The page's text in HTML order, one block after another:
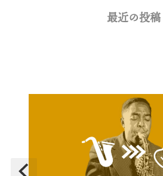
最近の投稿